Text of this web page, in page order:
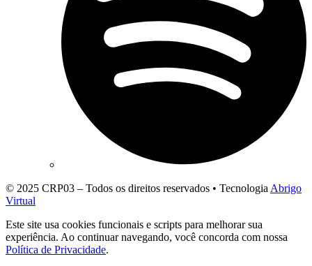
© 2025 CRP03 – Todos os direitos reservados • Tecnologia Abrigo
Virtual
Este site usa cookies funcionais e scripts para melhorar sua
experiência. Ao continuar navegando, você concorda com nossa
Política de Privacidade.